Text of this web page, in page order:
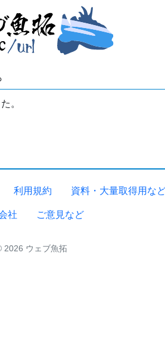
。
利用規約 資料・大量取得用な
社 ご意見など
2026 ウェブ魚拓